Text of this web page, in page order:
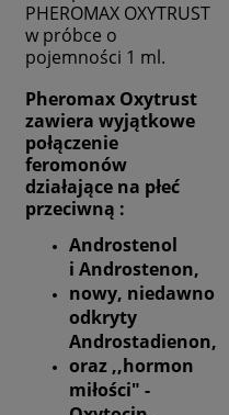
PHEROMAX OXYTRUST
w próbce o
pojemności 1 ml.
Pheromax Oxytrust
zawiera wyjątkowe
połączenie
feromonów
działające na płeć
przeciwną :
Androstenol
i Androstenon,
nowy, niedawno
odkryty
Androstadienon,
oraz ,,hormon
miłości" -